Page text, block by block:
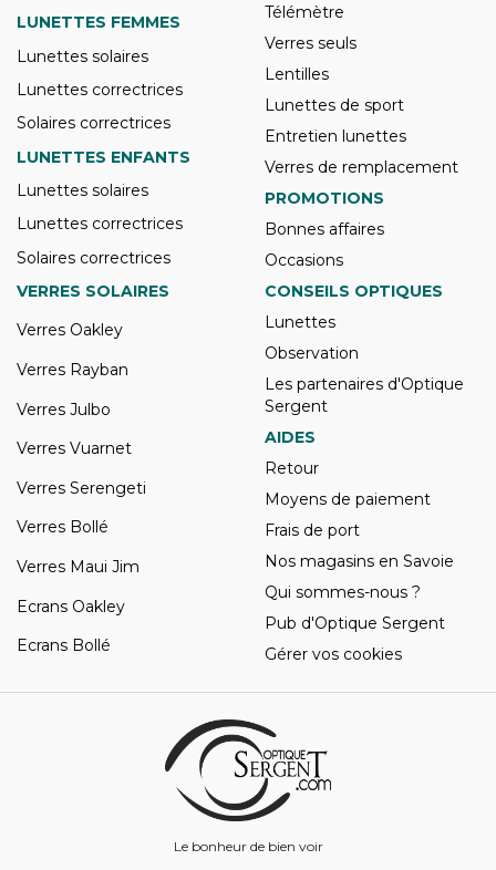
Le bonheur de bien voir
LUNETTES FEMMES
Lunettes solaires
Lunettes correctrices
Solaires correctrices
LUNETTES ENFANTS
Lunettes solaires
Lunettes correctrices
Solaires correctrices
Télémètre
Verres seuls
Lentilles
Lunettes de sport
Entretien lunettes
Verres de remplacement
PROMOTIONS
Bonnes affaires
Occasions
VERRES SOLAIRES
Verres Oakley
Verres Rayban
Verres Julbo
Verres Vuarnet
Verres Serengeti
Verres Bollé
Verres Maui Jim
Ecrans Oakley
Ecrans Bollé
CONSEILS OPTIQUES
Lunettes
Observation
Les partenaires d'Optique
Sergent
AIDES
Retour
Moyens de paiement
Frais de port
Nos magasins en Savoie
Qui sommes-nous ?
Pub d'Optique Sergent
Gérer vos cookies